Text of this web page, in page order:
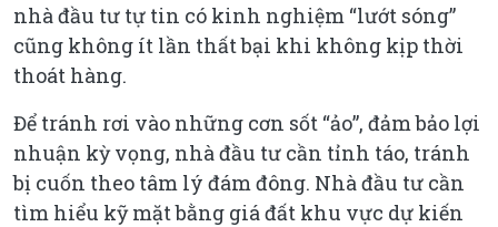
nhà đầu tư tự tin có kinh nghiệm “lướt sóng”
cũng không ít lần thất bại khi không kịp thời
thoát hàng.
Để tránh rơi vào những cơn sốt “ảo”, đảm bảo lợi
nhuận kỳ vọng, nhà đầu tư cần tỉnh táo, tránh
bị cuốn theo tâm lý đám đông. Nhà đầu tư cần
tìm hiểu kỹ mặt bằng giá đất khu vực dự kiến